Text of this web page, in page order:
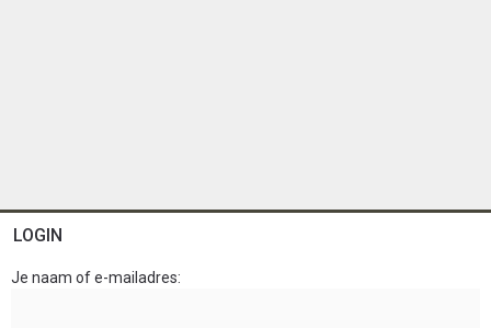
LOGIN
Je naam of e-mailadres